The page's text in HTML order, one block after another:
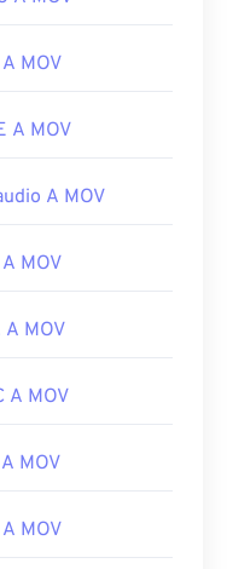
a un gioco
MOV
A MOV
A MOV
MOV
A MOV
A MOV
MOV
MOV